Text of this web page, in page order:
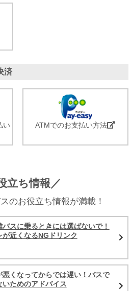
済
い
ATMでのお支払い方法
立ち情報／
のお役立ち情報が満載！
バスに乗るときには選ばないで！
が近くなるNGドリンク
悪くなってからでは遅い！バスで
いためのアドバイス